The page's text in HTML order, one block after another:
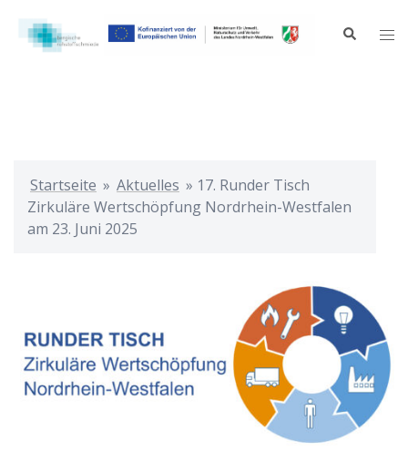
Inhalt
springen
Suche
Startseite » Aktuelles » 17. Runder Tisch
Zirkuläre Wertschöpfung Nordrhein-Westfalen
am 23. Juni 2025